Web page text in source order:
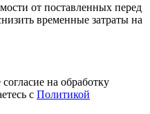
от поставленных перед
временные затраты на
на обработку
с Политикой